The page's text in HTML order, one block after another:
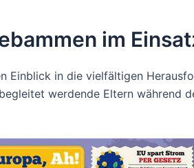
im
Einblick in die vielfältigen
werdende Eltern während